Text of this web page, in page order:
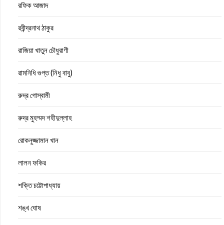
রফিক আজাদ
রবীন্দ্রনাথ ঠাকুর
রাজিয়া খাতুন চৌধুরাণী
রামনিধি গুপ্ত (নিধু বাবু)
রুদ্র গোস্বামী
রুদ্র মুহম্মদ শহীদুল্লাহ
রোকনুজ্জামান খান
লালন ফকির
শক্তি চট্টোপাধ্যায়
শঙ্খ ঘোষ